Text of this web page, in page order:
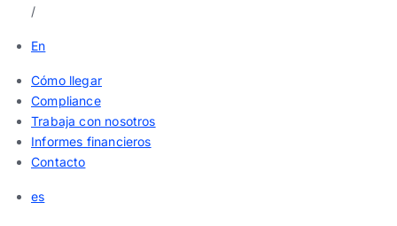
/
En
Cómo llegar
Compliance
Trabaja con nosotros
Informes financieros
Contacto
es